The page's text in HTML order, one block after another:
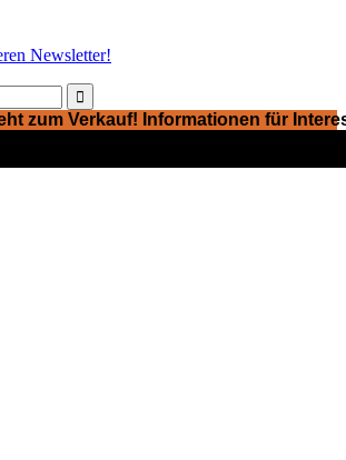
Newsletter!

zum Verkauf! Informationen für